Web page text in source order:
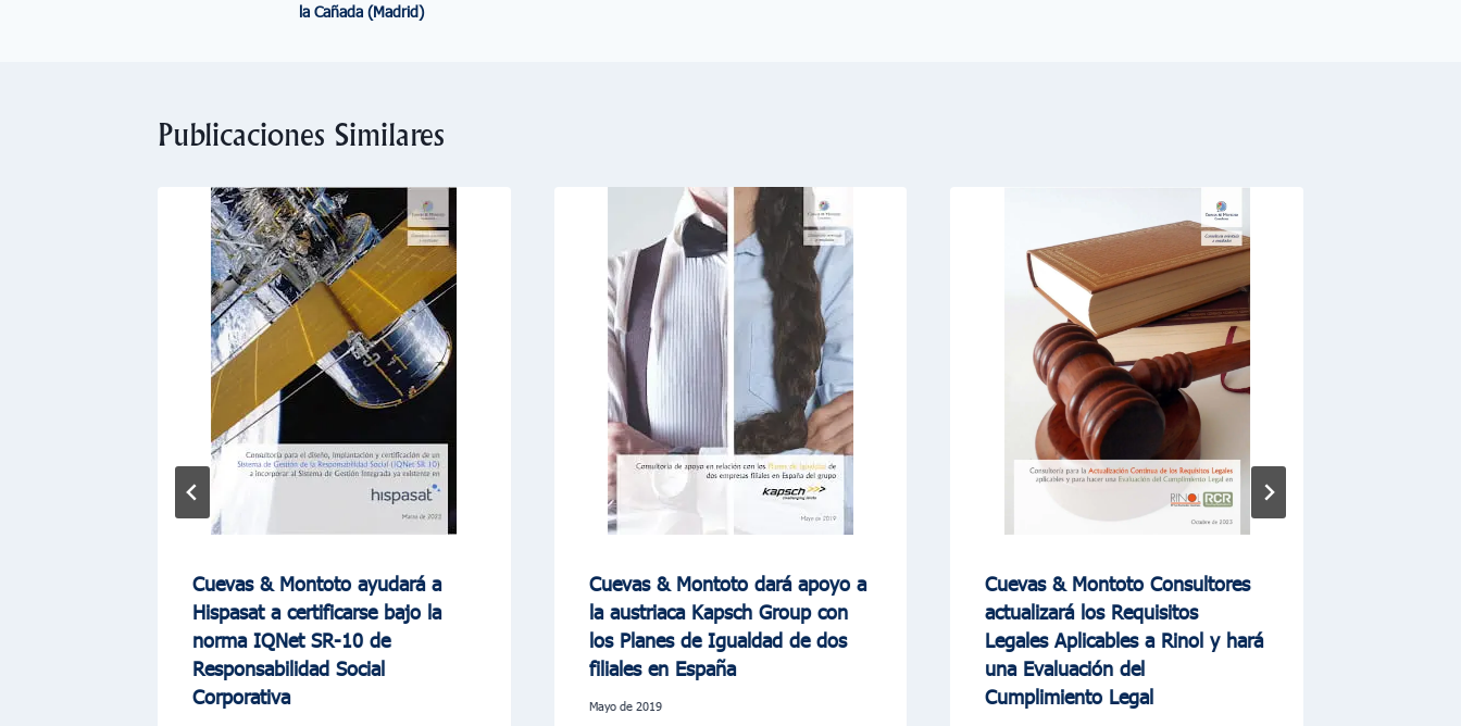
la Cañada (Madrid)
Publicaciones Similares
Cuevas & Montoto ayudará a
Hispasat a certificarse bajo la
norma IQNet SR-10 de
Responsabilidad Social
Corporativa
Cuevas & Montoto dará apoyo a
la austriaca Kapsch Group con
los Planes de Igualdad de dos
filiales en España
mayo de 2019
Cuevas & Montoto Consultores
actualizará los Requisitos
Legales Aplicables a Rinol y hará
una Evaluación del
Cumplimiento Legal